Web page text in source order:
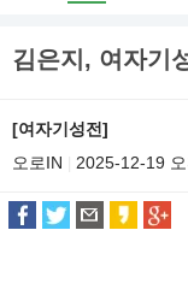
김은지, 여자기
[여자기성전]
오로IN
2025-12-19